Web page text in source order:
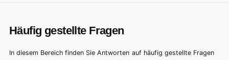
Häufig gestellte Fragen
In diesem Bereich finden Sie Antworten auf häufig gestellte Fragen